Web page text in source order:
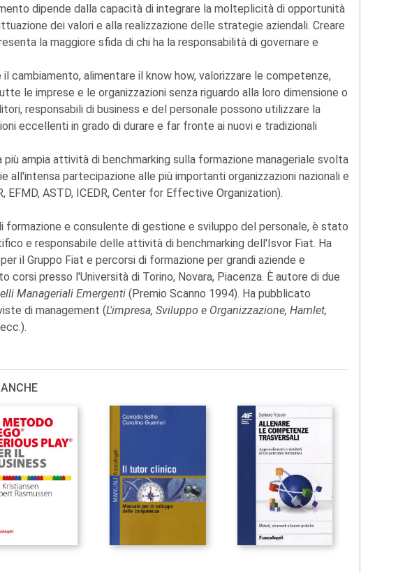
dipende dalla capacità di integrare la molteplicità di opportunità
dei valori e alla realizzazione delle strategie aziendali. Creare
la maggiore sfida di chi ha la responsabilità di governare e
cambiamento, alimentare il know how, valorizzare le competenze,
le imprese e le organizzazioni senza riguardo alla loro dimensione o
responsabili di business e del personale possono utilizzare la
eccellenti in grado di durare e far fronte ai nuovi e tradizionali
ampia attività di benchmarking sulla formazione manageriale svolta
all'intensa partecipazione alle più importanti organizzazioni nazionali e
EFMD, ASTD, ICEDR, Center for Effective Organization).
formazione e consulente di gestione e sviluppo del personale, è stato
e responsabile delle attività di benchmarking dell'Isvor Fiat. Ha
il Gruppo Fiat e percorsi di formazione per grandi aziende e
corsi presso l'Università di Torino, Novara, Piacenza. È autore di due
Manageriali Emergenti (Premio Scanno 1994). Ha pubblicato
di management (L'impresa, Sviluppo e Organizzazione, Hamlet,
ecc.).